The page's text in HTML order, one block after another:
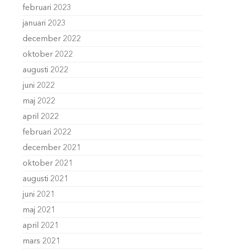
februari 2023
januari 2023
december 2022
oktober 2022
augusti 2022
juni 2022
maj 2022
april 2022
februari 2022
december 2021
oktober 2021
augusti 2021
juni 2021
maj 2021
april 2021
mars 2021